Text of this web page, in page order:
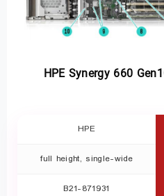
HPE
full height, single-wide
871931-B21